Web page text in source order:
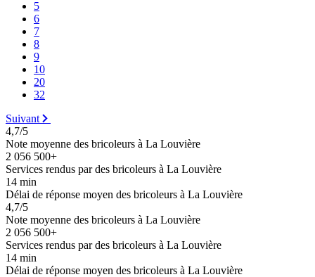
5
6
7
8
9
10
20
32
Suivant
4,7/5
Note moyenne des bricoleurs à La Louvière
2 056 500+
Services rendus par des bricoleurs à La Louvière
14 min
Délai de réponse moyen des bricoleurs à La Louvière
4,7/5
Note moyenne des bricoleurs à La Louvière
2 056 500+
Services rendus par des bricoleurs à La Louvière
14 min
Délai de réponse moyen des bricoleurs à La Louvière